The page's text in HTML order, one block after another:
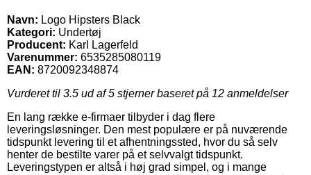
Navn: Logo Hipsters Black
Kategori: Undertøj
Producent: Karl Lagerfeld
Varenummer: 6535285080119
EAN: 8720092348874
Vurderet til 3.5 ud af 5 stjerner baseret på 12 anmeldelser
En lang række e-firmaer tilbyder i dag flere
leveringsløsninger. Den mest populære er på nuværende
tidspunkt levering til et afhentningssted, hvor du så selv
henter de bestilte varer på et selvvalgt tidspunkt.
Leveringstypen er altså i høj grad simpel, og i mange